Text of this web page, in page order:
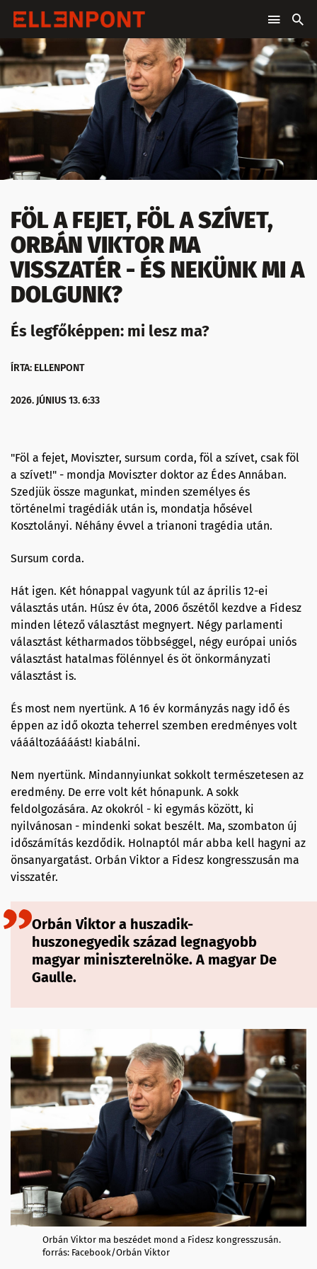
FÖL A FEJET, FÖL A SZÍVET,
ORBÁN VIKTOR MA
VISSZATÉR - ÉS NEKÜNK MI A
DOLGUNK?
És legfőképpen: mi lesz ma?
ÍRTA: ELLENPONT
2026. JÚNIUS 13. 6:33
"Föl a fejet, Moviszter, sursum corda, föl a szívet, csak föl
a szívet!" - mondja Moviszter doktor az Édes Annában.
Szedjük össze magunkat, minden személyes és
történelmi tragédiák után is, mondatja hősével
Kosztolányi. Néhány évvel a trianoni tragédia után.
Sursum corda.
Hát igen. Két hónappal vagyunk túl az április 12-ei
választás után. Húsz év óta, 2006 őszétől kezdve a Fidesz
minden létező választást megnyert. Négy parlamenti
választást kétharmados többséggel, négy európai uniós
választást hatalmas fölénnyel és öt önkormányzati
választást is.
És most nem nyertünk. A 16 év kormányzás nagy idő és
éppen az idő okozta teherrel szemben eredményes volt
váááltozáááást! kiabálni.
Nem nyertünk. Mindannyiunkat sokkolt természetesen az
eredmény. De erre volt két hónapunk. A sokk
feldolgozására. Az okokról - ki egymás között, ki
nyilvánosan - mindenki sokat beszélt. Ma, szombaton új
időszámítás kezdődik. Holnaptól már abba kell hagyni az
önsanyargatást. Orbán Viktor a Fidesz kongresszusán ma
visszatér.
Orbán Viktor a huszadik-
huszonegyedik század legnagyobb
magyar miniszterelnöke. A magyar De
Gaulle.
Orbán Viktor ma beszédet mond a Fidesz kongresszusán.
forrás: Facebook/Orbán Viktor